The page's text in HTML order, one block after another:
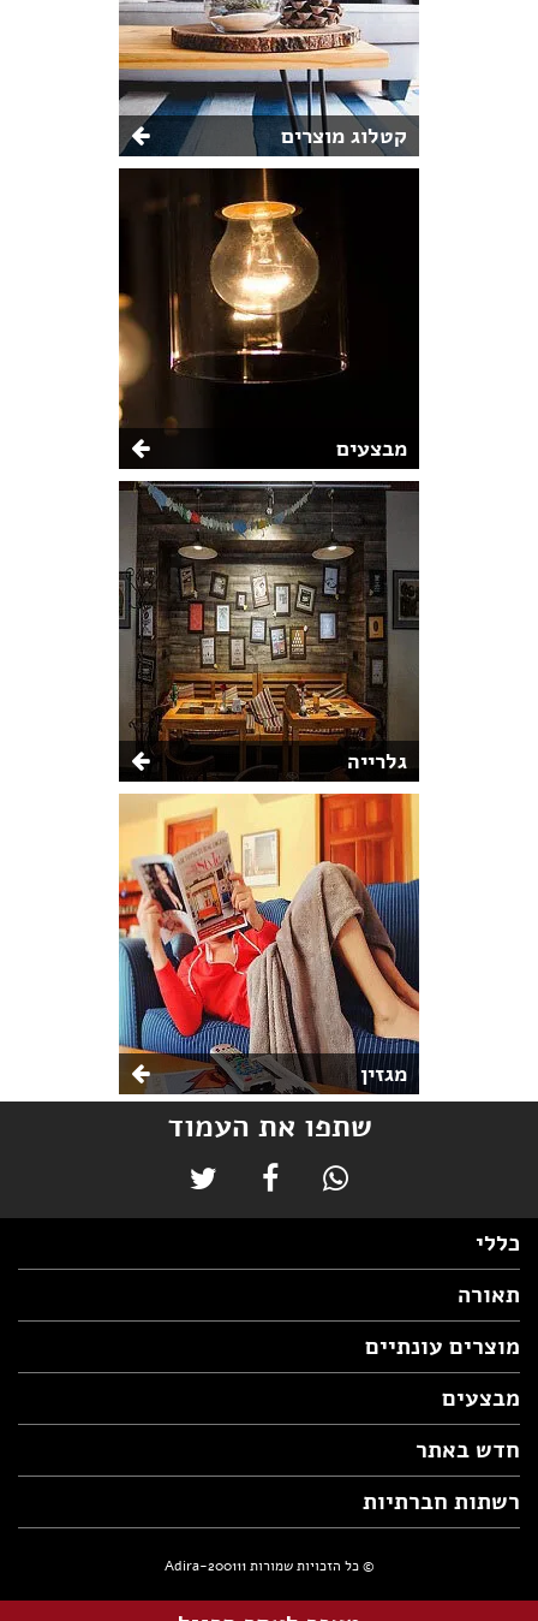
קטלוג מוצרים
מבצעים
גלרייה
מגזין
שתפו את העמוד
כללי
תאורה
מוצרים עונתיים
מבצעים
חדש באתר
רשתות חברתיות
© כל הזכויות שמורות Adira-200111